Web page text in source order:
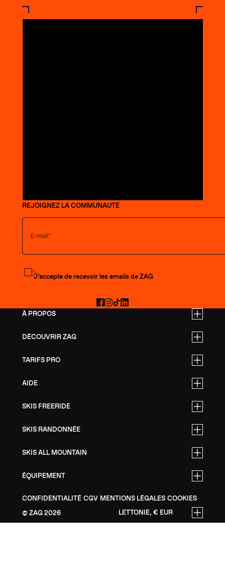
À PROPOS
DÉCOUVRIR ZAG
TARIFS PRO
AIDE
SKIS FREERIDE
SKIS RANDONNÉE
SKIS ALL MOUNTAIN
ÉQUIPEMENT
CONFIDENTIALITÉ CGV MENTIONS LÉGALES COOKIES
ZAG 2026 LETTONIE, € EUR
REJOIGNEZ LA COMMUNAUTÉ
S'abonner à la newsletter
J’accepte de recevoir les emails de ZAG
Facebook
Instagram
TikTokLinkedIn